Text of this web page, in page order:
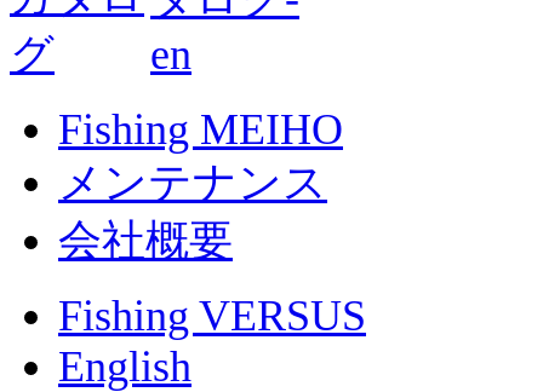
Fishing MEIHO
メンテナンス
会社概要
Fishing VERSUS
English